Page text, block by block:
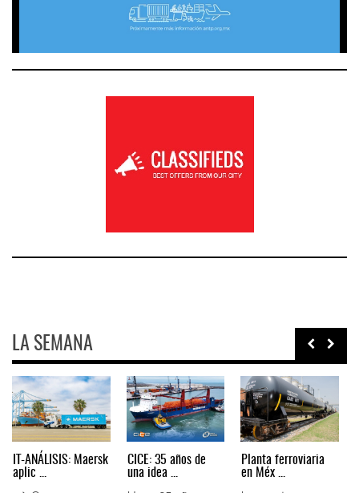
LA SEMANA
AMANAC, treinta y
nueve a ...
TMAZ eleva 77%
movimiento ...
EE.UU. plantea
nuevas res ...